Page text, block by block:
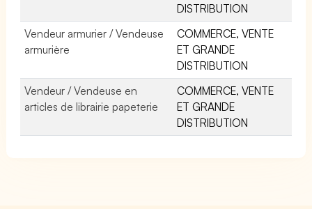
DISTRIBUTION
Vendeur armurier / Vendeuse
armurière
COMMERCE, VENTE
ET GRANDE
DISTRIBUTION
Vendeur / Vendeuse en
articles de librairie papeterie
COMMERCE, VENTE
ET GRANDE
DISTRIBUTION